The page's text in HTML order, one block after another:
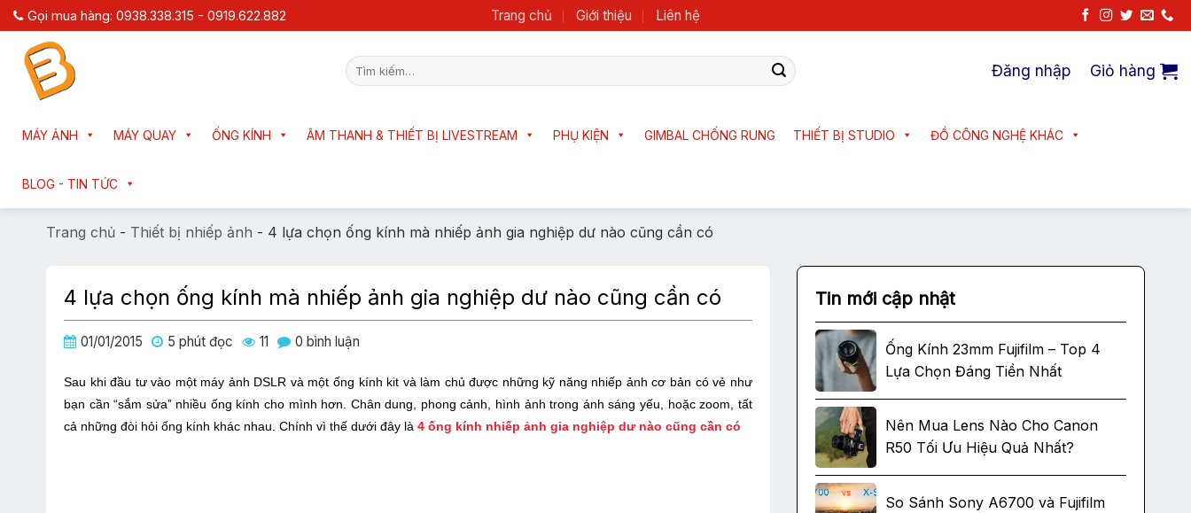
Chuyển
đến
dung
Gọi mua hàng: 0938.338.315 - 0919.622.882 Trang chủ Giới thiệu Liên hệ
Tìm
kiếm:
Đăng nhập Giỏ hàng
MÁY ẢNH MÁY QUAY ỐNG KÍNH ÂM THANH & THIẾT BỊ LIVESTREAM PHỤ KIỆN GIMBAL CHỐNG RUNG THIẾT BỊ STUDIO ĐỒ CÔNG NGHỆ KHÁC
BLOG - TIN TỨC
Trang chủ - Thiết bị nhiếp ảnh - 4 lựa chọn ống kính mà nhiếp ảnh gia nghiệp dư nào cũng cần có
4 lựa chọn ống kính mà nhiếp ảnh gia nghiệp dư nào cũng cần có
01/01/2015 5 phút đọc 11 0 bình luận
Sau khi đầu tư vào một máy ảnh DSLR và một ống kính kit và làm chủ được những kỹ năng nhiếp ảnh cơ bản có vẻ như
bạn cần “sắm sửa” nhiều ống kính cho mình hơn. Chân dung, phong cảnh, hình ảnh trong ánh sáng yếu, hoặc zoom, tất
cả những đòi hỏi ống kính khác nhau. Chính vì thế dưới đây là 4 ống kính nhiếp ảnh gia nghiệp dư nào cũng cần có
Tin mới cập nhật
Ống Kính 23mm Fujifilm – Top 4
Lựa Chọn Đáng Tiền Nhất
Nên Mua Lens Nào Cho Canon
R50 Tối Ưu Hiệu Quả Nhất?
So Sánh Sony A6700 và Fujifilm